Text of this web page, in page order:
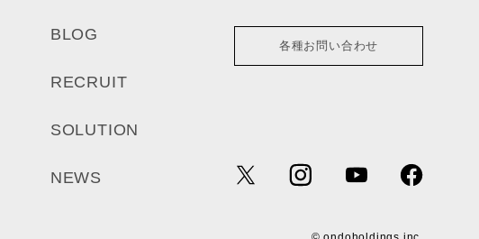
BLOG
RECRUIT
SOLUTION
NEWS
各種お問い合わせ